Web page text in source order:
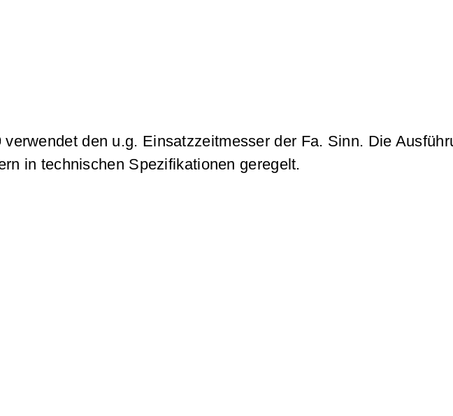
den u.g. Einsatzzeitmesser der Fa. Sinn. Die
in technischen Spezifikationen geregelt.